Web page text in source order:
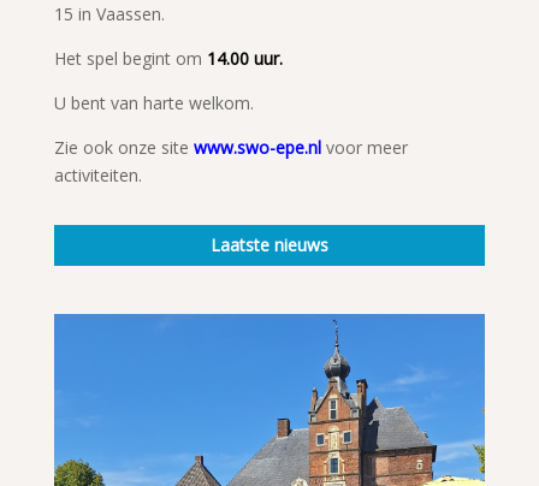
15 in Vaassen.
Het spel begint om 14.00 uur.
U bent van harte welkom.
Zie ook onze site www.swo-epe.nlvoor meer
activiteiten.
Laatste nieuws